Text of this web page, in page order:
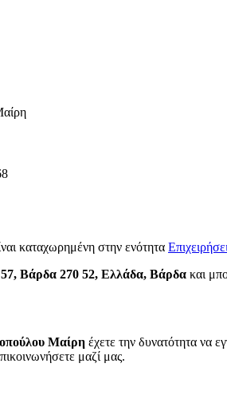
καταχωρημένη στην ενότητα
Βάρδα 270 52, Ελλάδα, Βάρδα και
Μαίρη έχετε την δυνατότητα να
μαζί μας.